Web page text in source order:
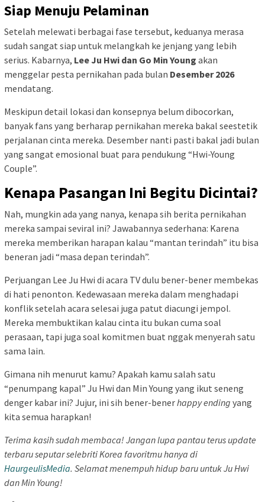
Siap Menuju Pelaminan
Setelah melewati berbagai fase tersebut, keduanya merasa
sudah sangat siap untuk melangkah ke jenjang yang lebih
serius. Kabarnya, Lee Ju Hwi dan Go Min Young akan
menggelar pesta pernikahan pada bulan Desember 2026
mendatang.
Meskipun detail lokasi dan konsepnya belum dibocorkan,
banyak fans yang berharap pernikahan mereka bakal seestetik
perjalanan cinta mereka. Desember nanti pasti bakal jadi bulan
yang sangat emosional buat para pendukung “Hwi-Young
Couple”.
Kenapa Pasangan Ini Begitu Dicintai?
Nah, mungkin ada yang nanya, kenapa sih berita pernikahan
mereka sampai seviral ini? Jawabannya sederhana: Karena
mereka memberikan harapan kalau “mantan terindah” itu bisa
beneran jadi “masa depan terindah”.
Perjuangan Lee Ju Hwi di acara TV dulu bener-bener membekas
di hati penonton. Kedewasaan mereka dalam menghadapi
konflik setelah acara selesai juga patut diacungi jempol.
Mereka membuktikan kalau cinta itu bukan cuma soal
perasaan, tapi juga soal komitmen buat nggak menyerah satu
sama lain.
Gimana nih menurut kamu? Apakah kamu salah satu
“penumpang kapal” Ju Hwi dan Min Young yang ikut seneng
denger kabar ini? Jujur, ini sih bener-benerhappy ending yang
kita semua harapkan!
Terima kasih sudah membaca! Jangan lupa pantau terus update
terbaru seputar selebriti Korea favoritmu hanya di
HaurgeulisMedia. Selamat menempuh hidup baru untuk Ju Hwi
dan Min Young!